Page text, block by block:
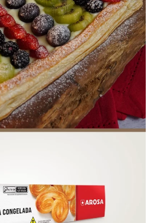
REPRESENTANTES
EMPRESA AGENDA DE CURSOS